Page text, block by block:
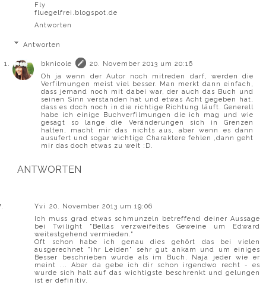
Fly
fluegelfrei.blogspot.de
Antworten
Antworten
bknicole
20. November 2013 um 20:16
Oh ja wenn der Autor noch mitreden darf, werden die
Verfilmungen meist viel besser. Man merkt dann einfach,
dass jemand noch mit dabei war, der auch das Buch und
seinen Sinn verstanden hat und etwas Acht gegeben hat,
dass es doch noch in die richtige Richtung läuft. Generell
habe ich einige Buchverfilmungen die ich mag und wie
gesagt so lange die Veränderungen sich in Grenzen
halten, macht mir das nichts aus, aber wenn es dann
ausufert und sogar wichtige Charaktere fehlen ,dann geht
mir das doch etwas zu weit :D.
ANTWORTEN
Yvi
20. November 2013 um 19:06
Ich muss grad etwas schmunzeln betreffend deiner Aussage
bei Twilight "Bellas verzweifeltes Geweine um Edward
weitestgehend vermieden."
Oft schon habe ich genau dies gehört das bei vielen
ausgerechnet "ihr Leiden" sehr gut ankam und um einiges
Besser beschrieben wurde als im Buch. Naja jeder wie er
meint ... Aber da gebe ich dir schon irgendwo recht - es
wurde sich halt auf das wichtigste beschrenkt und gelungen
ist er definitiv.